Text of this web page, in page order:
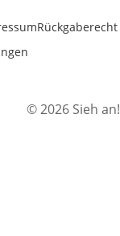
Rückgaberecht
© 2026 Sieh an!